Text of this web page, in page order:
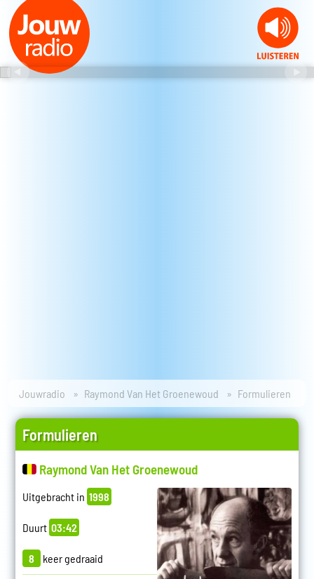
Jouwradio Raymond Van Het Groenewoud Formulieren
Formulieren
Raymond Van Het Groenewoud
Uitgebracht in 1998
Duurt 03:42
8 keer gedraaid